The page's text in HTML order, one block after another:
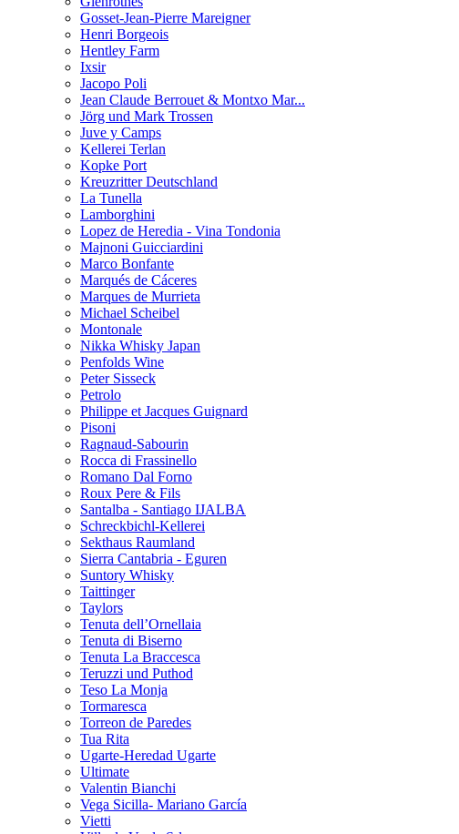
Gosset-Jean-Pierre Mareigner
Henri Borgeois
Hentley Farm
Ixsir
Jacopo Poli
Jean Claude Berrouet & Montxo Mar...
Jörg und Mark Trossen
Juve y Camps
Kellerei Terlan
Kopke Port
Kreuzritter Deutschland
La Tunella
Lamborghini
Lopez de Heredia - Vina Tondonia
Majnoni Guicciardini
Marco Bonfante
Marqués de Cáceres
Marques de Murrieta
Michael Scheibel
Montonale
Nikka Whisky Japan
Penfolds Wine
Peter Sisseck
Petrolo
Philippe et Jacques Guignard
Pisoni
Ragnaud-Sabourin
Rocca di Frassinello
Romano Dal Forno
Roux Pere & Fils
Santalba - Santiago IJALBA
Schreckbichl-Kellerei
Sekthaus Raumland
Sierra Cantabria - Eguren
Suntory Whisky
Taittinger
Taylors
Tenuta dell’Ornellaia
Tenuta di Biserno
Tenuta La Braccesca
Teruzzi und Puthod
Teso La Monja
Tormaresca
Torreon de Paredes
Tua Rita
Ugarte-Heredad Ugarte
Ultimate
Valentin Bianchi
Vega Sicilla- Mariano García
Vietti